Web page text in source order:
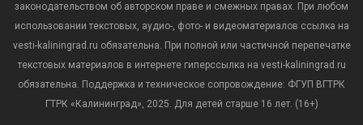
законодательством об авторском праве и смежных правах. При любом
использовании текстовых, аудио-, фото- и видеоматериалов ссылка на
vesti-kaliningrad.ru обязательна. При полной или частичной перепечатке
текстовых материалов в интернете гиперссылка на vesti-kaliningrad.ru
обязательна. Поддержка и техническое сопровождение: ФГУП ВГТРК
ГТРК «Калининград», 2025. Для детей старше 16 лет. (16+)